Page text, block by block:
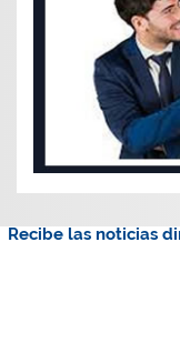
Recibe las noticias